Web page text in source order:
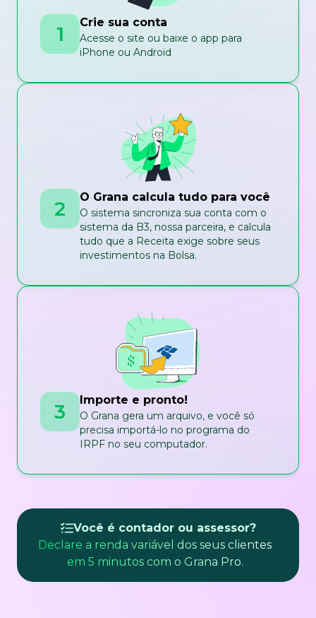
1 Crie sua conta
Acesse o site ou baixe o app para
iPhone ou Android
2 O Grana calcula tudo para você
O sistema sincroniza sua conta com o
sistema da B3, nossa parceira, e calcula
tudo que a Receita exige sobre seus
investimentos na Bolsa.
3 Importe e pronto!
O Grana gera um arquivo, e você só
precisa importá-lo no programa do
IRPF no seu computador.
Você é contador ou assessor?
Declare a renda variável dos seus clientes
em 5 minutos com o Grana Pro.